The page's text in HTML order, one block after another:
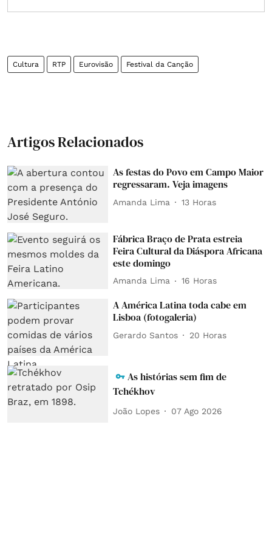
Cultura RTP Eurovisão Festival da Canção
Artigos Relacionados
As festas do Povo em Campo Maior
regressaram. Veja imagens
Amanda Lima 13 Horas
Fábrica Braço de Prata estreia
Feira Cultural da Diáspora Africana
este domingo
Amanda Lima 16 Horas
A América Latina toda cabe em
Lisboa (fotogaleria)
Gerardo Santos 20 Horas
As histórias sem fim de
Tchékhov
João Lopes 07 Ago 2026